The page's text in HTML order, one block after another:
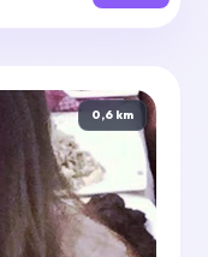
0,6 km